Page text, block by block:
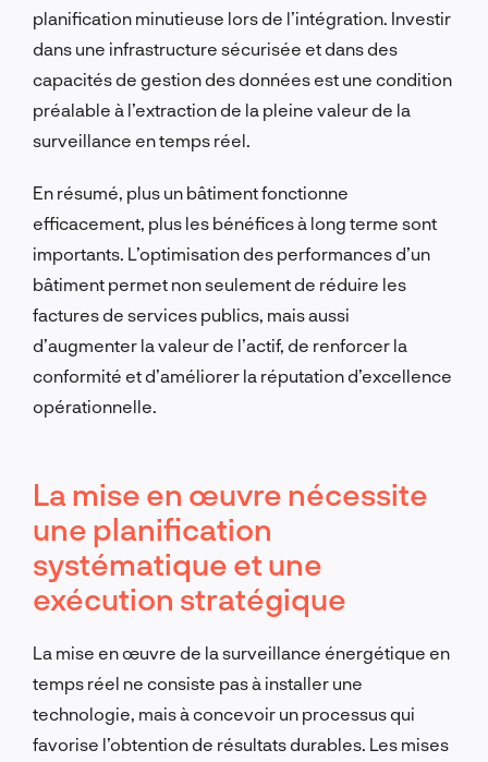
planification minutieuse lors de l’intégration. Investir
dans une infrastructure sécurisée et dans des
capacités de gestion des données est une condition
préalable à l’extraction de la pleine valeur de la
surveillance en temps réel.
En résumé, plus un bâtiment fonctionne
efficacement, plus les bénéfices à long terme sont
importants. L’optimisation des performances d’un
bâtiment permet non seulement de réduire les
factures de services publics, mais aussi
d’augmenter la valeur de l’actif, de renforcer la
conformité et d’améliorer la réputation d’excellence
opérationnelle.
La mise en œuvre nécessite
une planification
systématique et une
exécution stratégique
La mise en œuvre de la surveillance énergétique en
temps réel ne consiste pas à installer une
technologie, mais à concevoir un processus qui
favorise l’obtention de résultats durables. Les mises